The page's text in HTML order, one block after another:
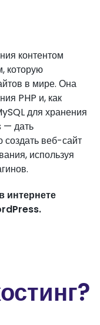
контентом
которую
в мире. Она
PHP и, как
для хранения
— дать
веб-сайт
используя
интернете